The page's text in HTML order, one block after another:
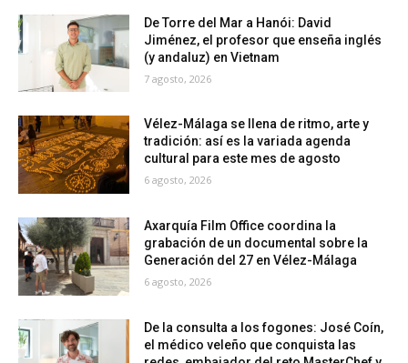
De Torre del Mar a Hanói: David
Jiménez, el profesor que enseña inglés
(y andaluz) en Vietnam
7 agosto, 2026
Vélez-Málaga se llena de ritmo, arte y
tradición: así es la variada agenda
cultural para este mes de agosto
6 agosto, 2026
Axarquía Film Office coordina la
grabación de un documental sobre la
Generación del 27 en Vélez-Málaga
6 agosto, 2026
De la consulta a los fogones: José Coín,
el médico veleño que conquista las